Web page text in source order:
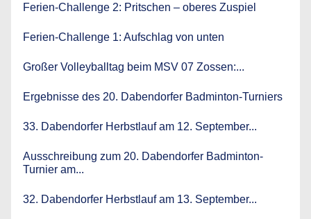
Ferien-Challenge 2: Pritschen – oberes Zuspiel
Ferien-Challenge 1: Aufschlag von unten
Großer Volleyballtag beim MSV 07 Zossen:...
Ergebnisse des 20. Dabendorfer Badminton-Turniers
33. Dabendorfer Herbstlauf am 12. September...
Ausschreibung zum 20. Dabendorfer Badminton-
Turnier am...
32. Dabendorfer Herbstlauf am 13. September...